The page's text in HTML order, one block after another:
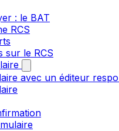
: le BAT
RCS
sur le RCS
avec un éditeur